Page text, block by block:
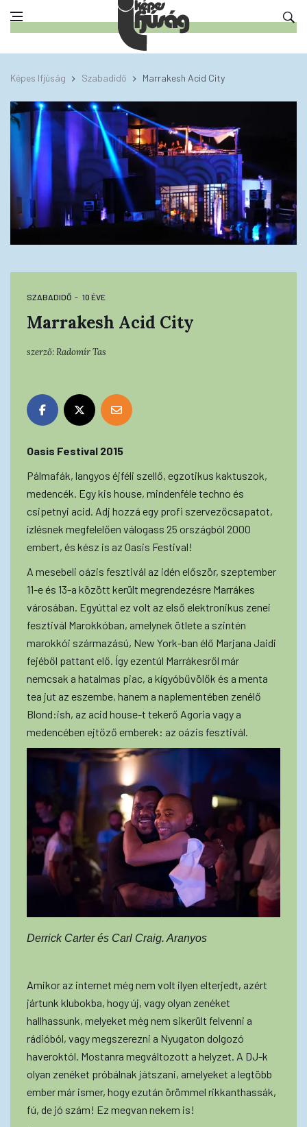
Képes Ifjúság Szabadidő Marrakesh Acid City
SZABADIDŐ 10 ÉVE
Marrakesh Acid City
szerző:Radomír Tas
Oasis Festival 2015
Pálmafák, langyos éjféli szellő, egzotikus kaktuszok,
medencék. Egy kis house, mindenféle techno és
csipetnyi acid. Adj hozzá egy profi szervezőcsapatot,
ízlésnek megfelelően válogass 25 országból 2000
embert, és kész is az Oasis Festival!
A mesebeli oázis fesztivál az idén először, szeptember
11-e és 13-a között került megrendezésre Marrákes
városában. Egyúttal ez volt az első elektronikus zenei
fesztivál Marokkóban, amelynek ötlete a szintén
marokkói származású, New York-ban élő Marjana Jaidi
fejéből pattant elő. Így ezentúl Marrákesről már
nemcsak a hatalmas piac, a kígyóbűvölők és a menta
tea jut az eszembe, hanem a naplementében zenélő
Blond:ish, az acid house-t tekerő Agoria vagy a
medencében ejtőző emberek: az oázis fesztivál.
Derrick Carter és Carl Craig. Aranyos
Amikor az internet még nem volt ilyen elterjedt, azért
jártunk klubokba, hogy új, vagy olyan zenéket
hallhassunk, melyeket még nem sikerült felvenni a
rádióból, vagy megszerezni a Nyugaton dolgozó
haveroktól. Mostanra megváltozott a helyzet. A DJ-k
olyan zenéket próbálnak játszani, amelyeket a legtöbb
ember már ismer, hogy ezután örömmel rikkanthassák,
fú, de jó szám! Ez megvan nekem is!